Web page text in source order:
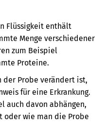
Flüssigkeit enthält
Menge verschiedener
zum Beispiel
Proteine.
der Probe verändert ist,
für eine Erkrankung.
auch davon abhängen,
oder wie man die Probe